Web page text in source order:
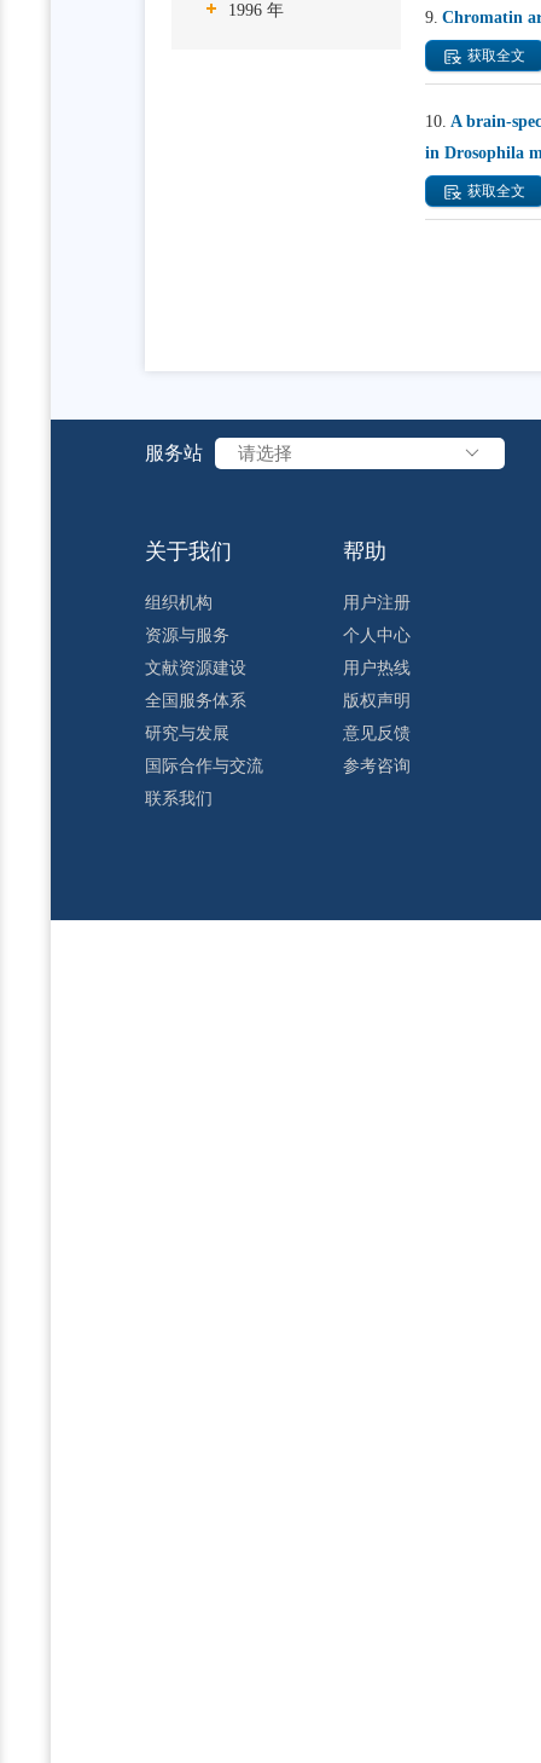
1996 年
9. Chromatin
获取全文
10. A brain-
in Drosophila
获取全文
服务站 请选择
关于我们
组织机构
资源与服务
文献资源建设
全国服务体系
研究与发展
国际合作与交流
联系我们
帮助
用户注册
个人中心
用户热线
版权声明
意见反馈
参考咨询